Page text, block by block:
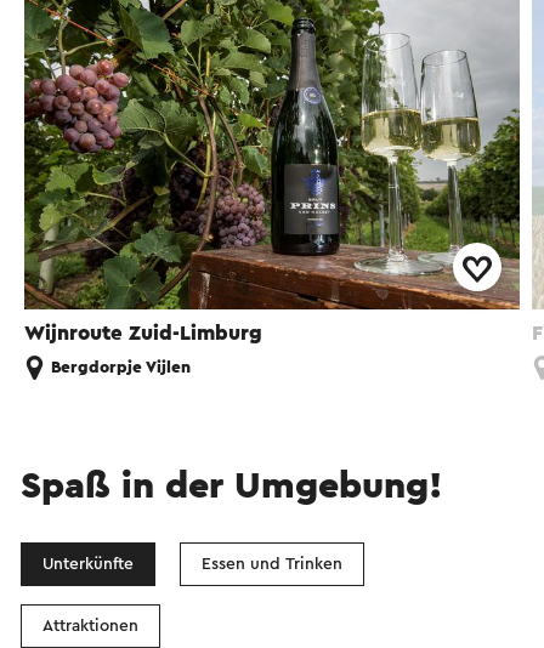
Wijnroute Zuid-Limburg
Bergdorpje Vijlen
Spaß in der Umgebung!
Unterkünfte Essen und Trinken
Attraktionen